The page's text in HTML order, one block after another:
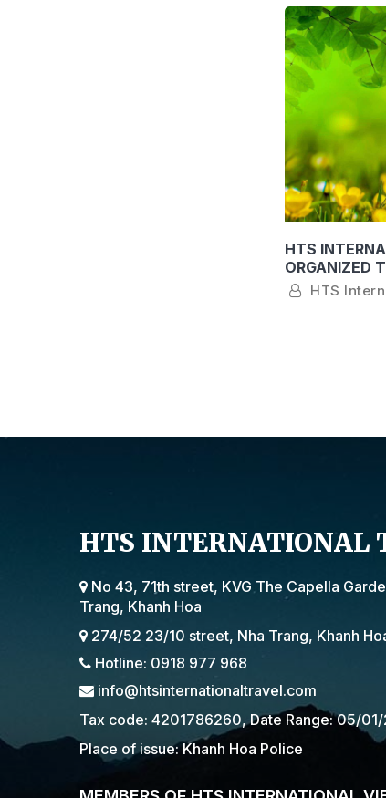
HTS
ORGANIZED
AGENTS TO
HTS
HTS INTERNATIONAL
No 43, 71th street, KVG The Capella
Trang, Khanh Hoa
274/52 23/10 street, Nha Trang, Khanh
Hotline: 0918 977 968
info@htsinternationaltravel.com
Tax code: 4201786260, Date Range: 05/
Place of issue: Khanh Hoa Police